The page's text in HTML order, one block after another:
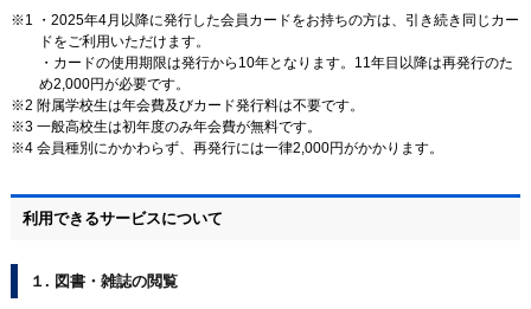
1 ・2025年4月以降に発行した会員カードをお持ちの方は、引き続き同じカー
ドをご利用いただけます。
・カードの使用期限は発行から10年となります。11年目以降は再発行のた
め2,000円が必要です。
2 附属学校生は年会費及びカード発行料は不要です。
3 一般高校生は初年度のみ年会費が無料です。
4 会員種別にかかわらず、再発行には一律2,000円がかかります。
利用できるサービスについて
１. 図書・雑誌の閲覧